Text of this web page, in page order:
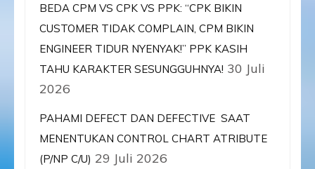
BEDA CPM VS CPK VS PPK: “CPK BIKIN
CUSTOMER TIDAK COMPLAIN, CPM BIKIN
ENGINEER TIDUR NYENYAK!” PPK KASIH
TAHU KARAKTER SESUNGGUHNYA! 30 Juli
2026
PAHAMI DEFECT DAN DEFECTIVE SAAT
MENENTUKAN CONTROL CHART ATRIBUTE
(P/NP C/U) 29 Juli 2026